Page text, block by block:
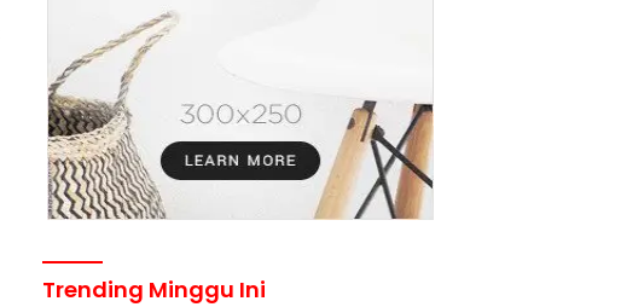
Trending Minggu Ini